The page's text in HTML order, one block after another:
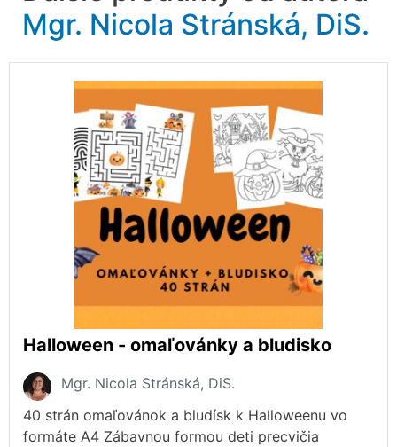
Mgr. Nicola Stránská, DiS.
Halloween - omaľovánky a bludisko
Mgr. Nicola Stránská, DiS.
40 strán omaľovánok a bludísk k Halloweenu vo
formáte A4 Zábavnou formou deti precvičia